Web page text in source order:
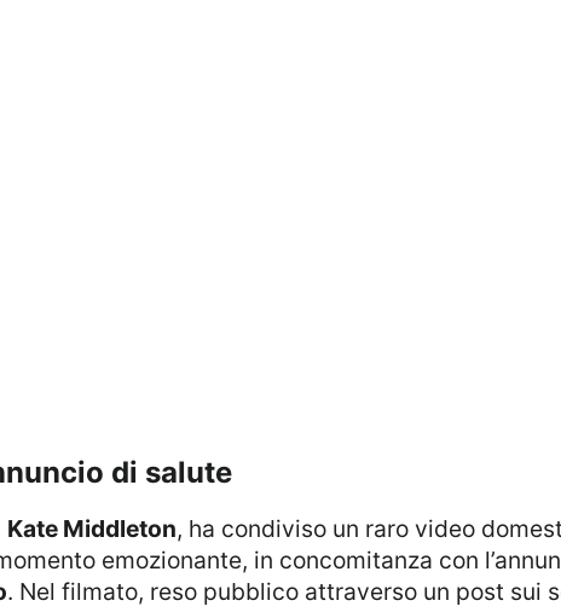
di salute
Kate Middleton, ha condiviso un raro video
emozionante, in concomitanza con
. Nel filmato, reso pubblico attraverso un post sui